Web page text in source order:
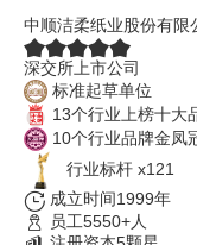
中顺洁柔纸业股份有限
深交所上市公司
标准起草单位
13个行业上榜十大
10个行业品牌金凤
行业标杆 x121
成立时间1999年
员工5550+人